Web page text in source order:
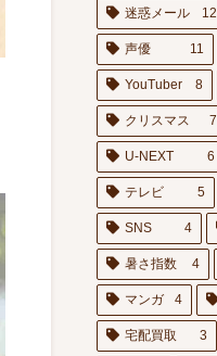
迷惑メール 12
声優 11
YouTuber 8
クリスマス 7
U-NEXT 6
テレビ 5
SNS 4
暑さ指数 4
マンガ 4
宅配買取 3